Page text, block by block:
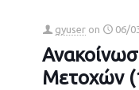
gyuser on 06/
Μετοχών